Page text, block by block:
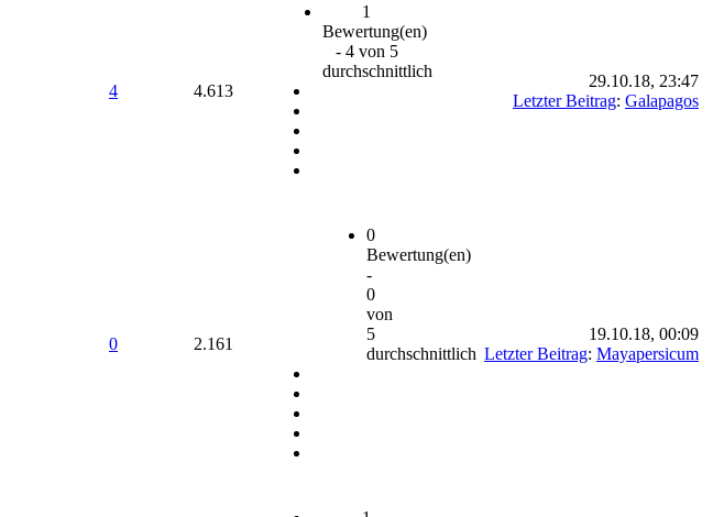
4 4.613
1
Bewertung(en)
- 4 von 5
durchschnittlich
29.10.18, 23:47
Letzter Beitrag: Galapagos
0 2.161
0
Bewertung(en)
-
0
von
5
durchschnittlich
19.10.18, 00:09
Letzter Beitrag: Mayapersicum